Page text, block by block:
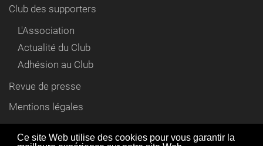
Ce site Web utilise des cookies pour vous garantir la
Club des supporters
L'Association
Actualité du Club
Adhésion au Club
Revue de presse
Mentions légales
Contact